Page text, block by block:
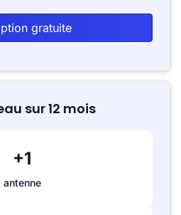
gratuite
sur 12 mois
+1
antenne